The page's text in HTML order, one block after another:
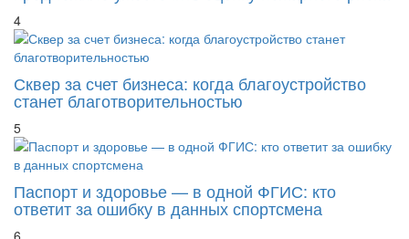
Сквер за счет бизнеса: когда благоустройство
станет благотворительностью
5
Паспорт и здоровье — в одной ФГИС: кто
ответит за ошибку в данных спортсмена
6